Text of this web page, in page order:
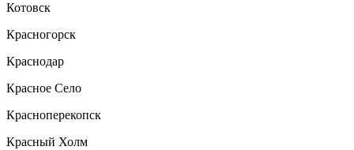
Котовск
Красногорск
Краснодар
Красное Село
Красноперекопск
Красный Холм